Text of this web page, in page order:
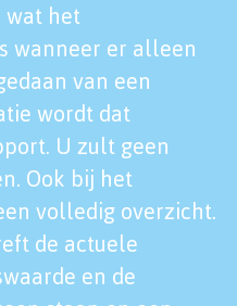
wat het
wanneer er alleen
van een
wordt dat
U zult geen
Ook bij het
volledig overzicht.
de actuele
en de